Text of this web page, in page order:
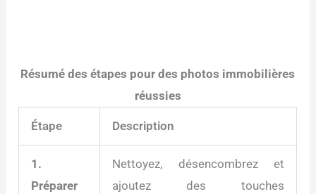
Résumé des étapes pour des photos immobilières
réussies
Étape Description
1.
Préparer
Nettoyez, désencombrez et
ajoutez des touches